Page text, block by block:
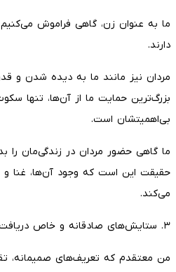
ما به عنوان زن، گاهی فراموش
دارند.
مردان نیز مانند ما به دیده شدن و
بزرگ‌ترین حمایت ما از آن‌ها، تنها
بی‌اهمیتشان است.
ما گاهی حضور مردان در زندگی‌مان را
حقیقت این است که وجود آن‌ها، غنا و
می‌کند.
۳. ستایش‌های صادقانه و خاص دریافت می‌کنند
من معتقدم که تعریف‌های صمیمانه،